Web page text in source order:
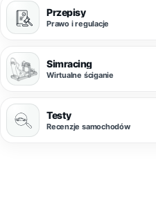
Przepisy
Prawo i regulacje
Simracing
Wirtualne ściganie
Testy
Recenzje samochodów